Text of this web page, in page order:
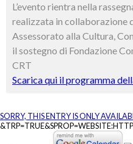
L’evento rientra nella
realizzata in collaborazione
Assessorato alla Cultura,
il sostegno di Fondazione
CRT
Scarica qui il programma
SORRY, THIS ENTRY IS ONLY